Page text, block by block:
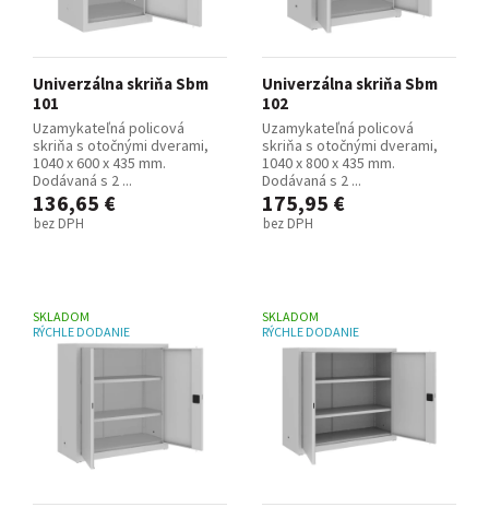
Univerzálna skriňa Sbm
101
Uzamykateľná policová
skriňa s otočnými dverami,
1040 x 600 x 435 mm.
Dodávaná s 2 ...
136,65 €
bez DPH
Univerzálna skriňa Sbm
102
Uzamykateľná policová
skriňa s otočnými dverami,
1040 x 800 x 435 mm.
Dodávaná s 2 ...
175,95 €
bez DPH
SKLADOM
RÝCHLE DODANIE
SKLADOM
RÝCHLE DODANIE